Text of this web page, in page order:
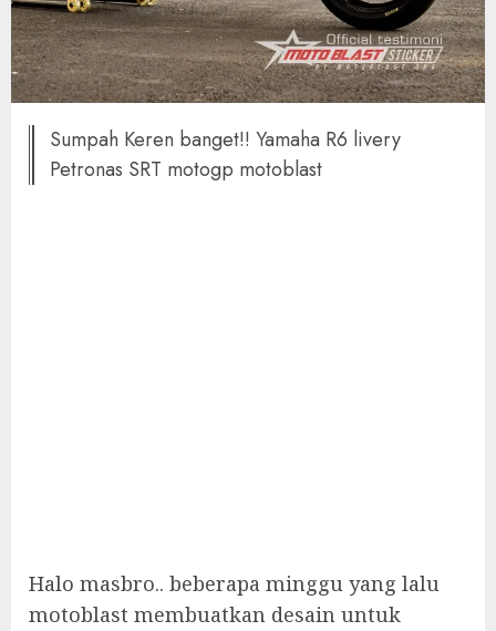
Sumpah Keren banget!! Yamaha R6 livery
Petronas SRT motogp motoblast
Halo masbro.. beberapa minggu yang lalu
motoblast membuatkan desain untuk